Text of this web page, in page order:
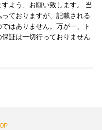
よう、お願い致します。 当
ておりますが、記載される
はありません。万が一、ト
証は一切行っておりません